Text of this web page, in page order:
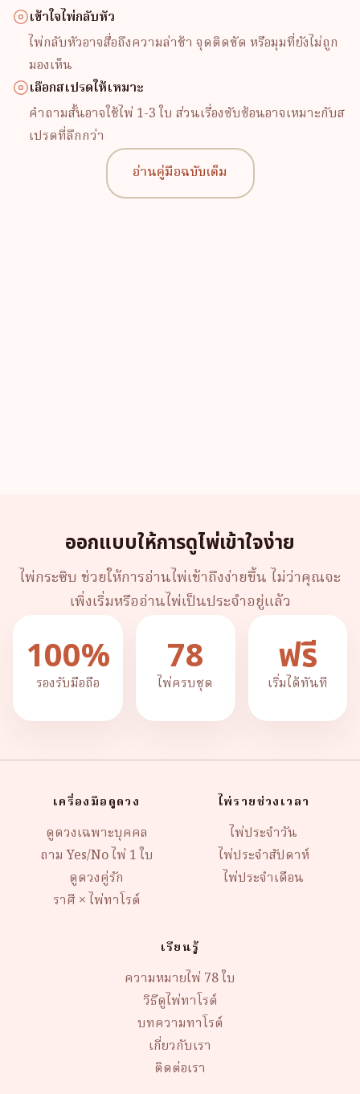
เข้าใจไพ่กลับหัว
ไพ่กลับหัวอาจสื่อถึงความล่าช้า จุดติดขัด หรือมุมที่ยังไม่ถูก
มองเห็น
เลือกสเปรดให้เหมาะ
คำถามสั้นอาจใช้ไพ่ 1-3 ใบ ส่วนเรื่องซับซ้อนอาจเหมาะกับส
เปรดที่ลึกกว่า
อ่านคู่มือฉบับเต็ม
ออกแบบให้การดูไพ่เข้าใจง่าย
ไพ่กระซิบ ช่วยให้การอ่านไพ่เข้าถึงง่ายขึ้น ไม่ว่าคุณจะ
เพิ่งเริ่มหรืออ่านไพ่เป็นประจำอยู่แล้ว
100%
รองรับมือถือ
78
ไพ่ครบชุด
ฟรี
เริ่มได้ทันที
เครื่องมือดูดวง
ดูดวงเฉพาะบุคคล
ถาม Yes/No ไพ่ 1 ใบ
ดูดวงคู่รัก
ราศี × ไพ่ทาโรต์
ไพ่รายช่วงเวลา
ไพ่ประจำวัน
ไพ่ประจำสัปดาห์
ไพ่ประจำเดือน
เรียนรู้
ความหมายไพ่ 78 ใบ
วิธีดูไพ่ทาโรต์
บทความทาโรต์
เกี่ยวกับเรา
ติดต่อเรา